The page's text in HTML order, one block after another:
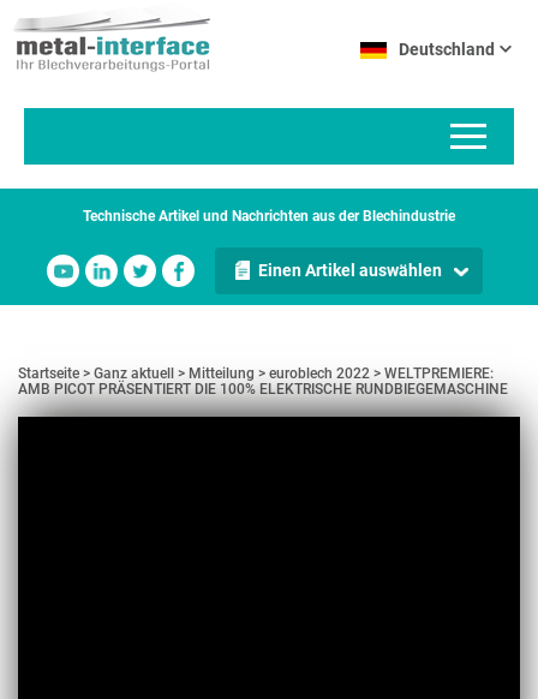
zum
Inhalt
Deutschland
Technische Artikel und Nachrichten aus der Blechindustrie
Einen Artikel auswählen
Startseite Ganz aktuell Mitteilung euroblech 2022
WELTPREMIERE:
AMB PICOT PRÄSENTIERT DIE 100% ELEKTRISCHE RUNDBIEGEMASCHINE